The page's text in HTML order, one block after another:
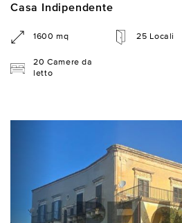
Casa Indipendente
1600 mq 25 Locali
20 Camere da
letto